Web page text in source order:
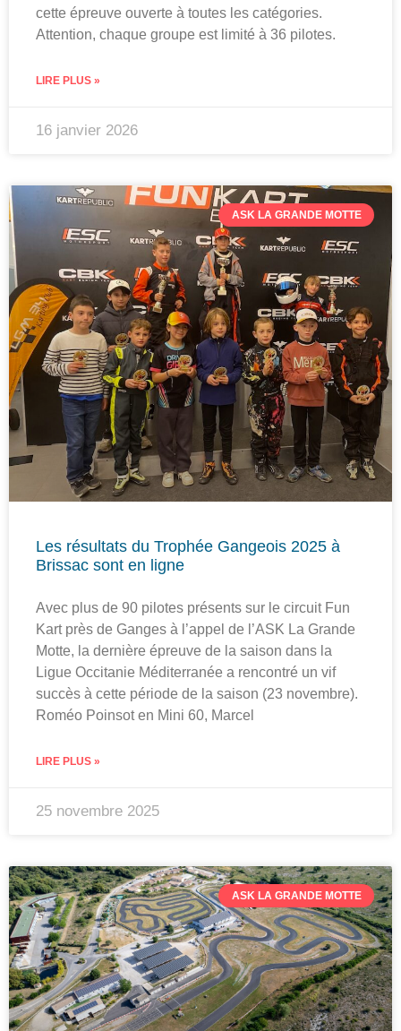
cette épreuve ouverte à toutes les catégories.
Attention, chaque groupe est limité à 36 pilotes.
LIRE PLUS »
16 janvier 2026
ASK LA GRANDE MOTTE
Les résultats du Trophée Gangeois 2025 à
Brissac sont en ligne
Avec plus de 90 pilotes présents sur le circuit Fun
Kart près de Ganges à l’appel de l’ASK La Grande
Motte, la dernière épreuve de la saison dans la
Ligue Occitanie Méditerranée a rencontré un vif
succès à cette période de la saison (23 novembre).
Roméo Poinsot en Mini 60, Marcel
LIRE PLUS »
25 novembre 2025
ASK LA GRANDE MOTTE